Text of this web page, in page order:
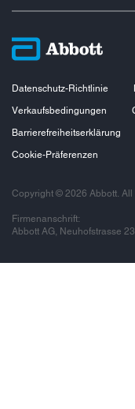
Datenschutz-Richtlinie
Verkaufsbedingungen
Barrierefreiheitserklärung
Cookie-Präferenzen
Copyright © 2026 Abbott. All
Firmenanschrift:
Abbott AG, Neuhofstrasse